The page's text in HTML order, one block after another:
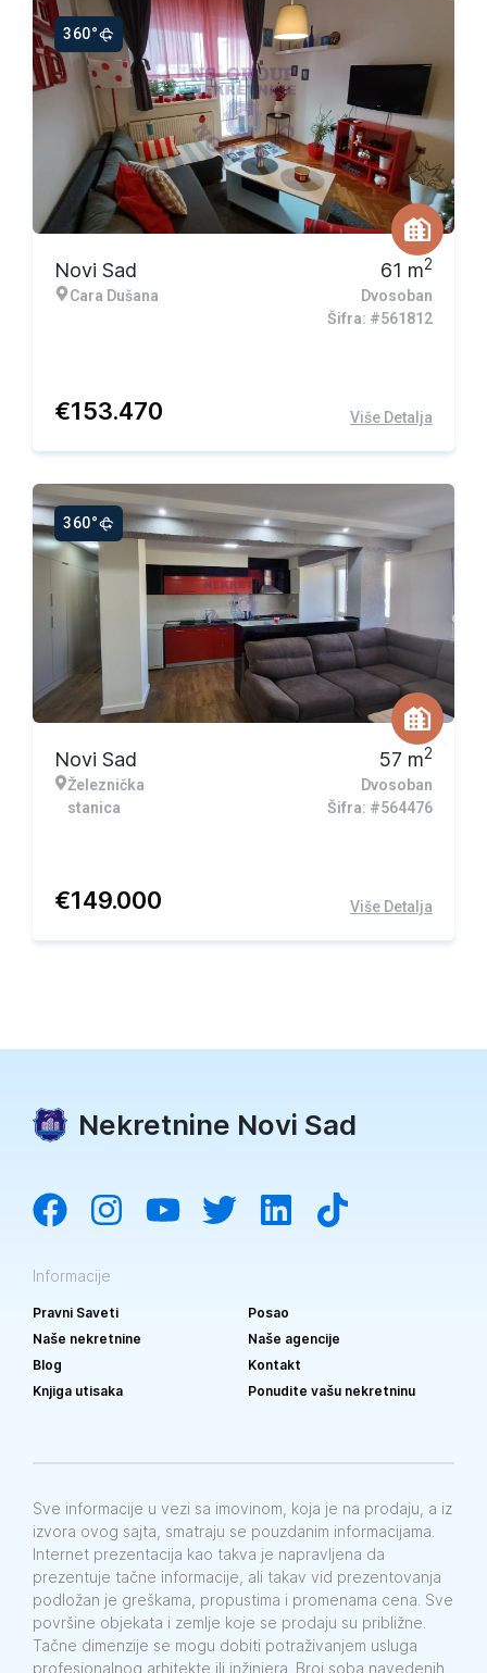
360°
Novi Sad
Cara Dušana
61 m2
Dvosoban
Šifra: #561812
€153.470 Više Detalja
360°
Novi Sad
Železnička
stanica
57 m2
Dvosoban
Šifra: #564476
€149.000 Više Detalja
Nekretnine Novi Sad
Informacije
Pravni Saveti
Posao
Naše nekretnine
Naše agencije
Blog
Kontakt
Knjiga utisaka
Ponudite vašu nekretninu
Sve informacije u vezi sa imovinom, koja je na prodaju, a iz
izvora ovog sajta, smatraju se pouzdanim informacijama.
Internet prezentacija kao takva je napravljena da
prezentuje tačne informacije, ali takav vid prezentovanja
podložan je greškama, propustima i promenama cena. Sve
površine objekata i zemlje koje se prodaju su približne.
Tačne dimenzije se mogu dobiti potraživanjem usluga
profesionalnog arhitekte ili inžinjera. Broj soba navedenih